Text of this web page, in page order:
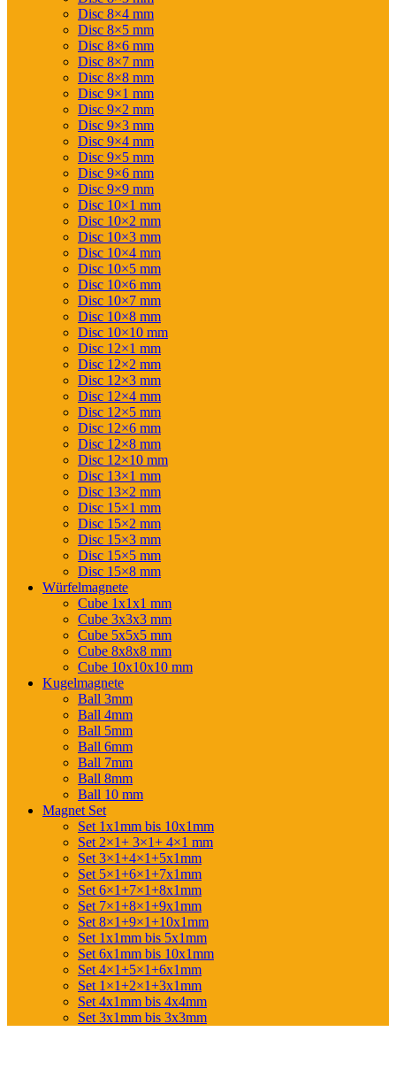
Disc 8×4 mm
Disc 8×5 mm
Disc 8×6 mm
Disc 8×7 mm
Disc 8×8 mm
Disc 9×1 mm
Disc 9×2 mm
Disc 9×3 mm
Disc 9×4 mm
Disc 9×5 mm
Disc 9×6 mm
Disc 9×9 mm
Disc 10×1 mm
Disc 10×2 mm
Disc 10×3 mm
Disc 10×4 mm
Disc 10×5 mm
Disc 10×6 mm
Disc 10×7 mm
Disc 10×8 mm
Disc 10×10 mm
Disc 12×1 mm
Disc 12×2 mm
Disc 12×3 mm
Disc 12×4 mm
Disc 12×5 mm
Disc 12×6 mm
Disc 12×8 mm
Disc 12×10 mm
Disc 13×1 mm
Disc 13×2 mm
Disc 15×1 mm
Disc 15×2 mm
Disc 15×3 mm
Disc 15×5 mm
Disc 15×8 mm
Würfelmagnete
Cube 1x1x1 mm
Cube 3x3x3 mm
Cube 5x5x5 mm
Cube 8x8x8 mm
Cube 10x10x10 mm
Kugelmagnete
Ball 3mm
Ball 4mm
Ball 5mm
Ball 6mm
Ball 7mm
Ball 8mm
Ball 10 mm
Magnet Set
Set 1x1mm bis 10x1mm
Set 2×1+ 3×1+ 4×1 mm
Set 3×1+4×1+5x1mm
Set 5×1+6×1+7x1mm
Set 6×1+7×1+8x1mm
Set 7×1+8×1+9x1mm
Set 8×1+9×1+10x1mm
Set 1x1mm bis 5x1mm
Set 6x1mm bis 10x1mm
Set 4×1+5×1+6x1mm
Set 1×1+2×1+3x1mm
Set 4x1mm bis 4x4mm
Set 3x1mm bis 3x3mm